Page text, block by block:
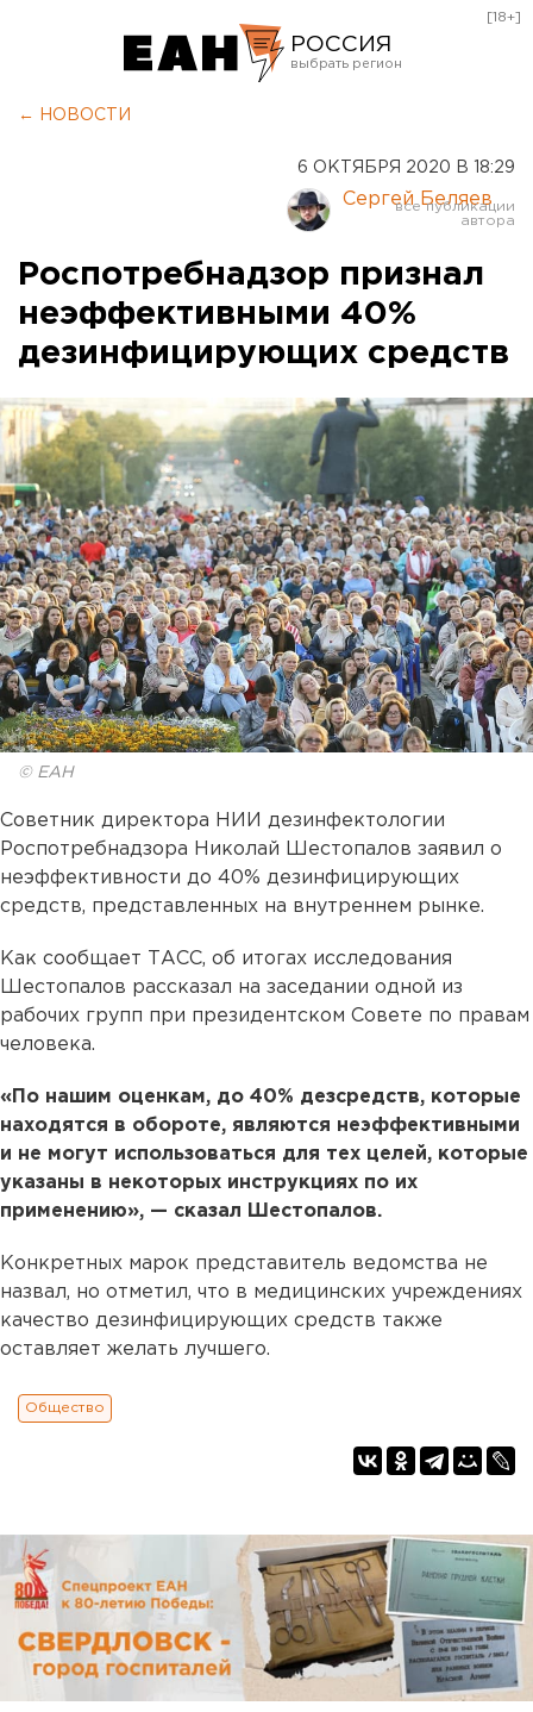
РОССИЯ
Курган
Оренбург
[18+]
← НОВОСТИ
6 ОКТЯБРЯ 2020 В 18:29
Сергей Беляев
Роспотребнадзор признал
неэффективными 40%
дезинфицирующих средств
© ЕАН
Советник директора НИИ дезинфектологии
Роспотребнадзора Николай Шестопалов заявил о
неэффективности до 40% дезинфицирующих
средств, представленных на внутреннем рынке.
Как сообщает ТАСС, об итогах исследования
Шестопалов рассказал на заседании одной из
рабочих групп при президентском Совете по правам
человека.
«По нашим оценкам, до 40% дезсредств, которые
находятся в обороте, являются неэффективными
и не могут использоваться для тех целей, которые
указаны в некоторых инструкциях по их
применению», — сказал Шестопалов.
Конкретных марок представитель ведомства не
назвал, но отметил, что в медицинских учреждениях
качество дезинфицирующих средств также
оставляет желать лучшего.
Общество